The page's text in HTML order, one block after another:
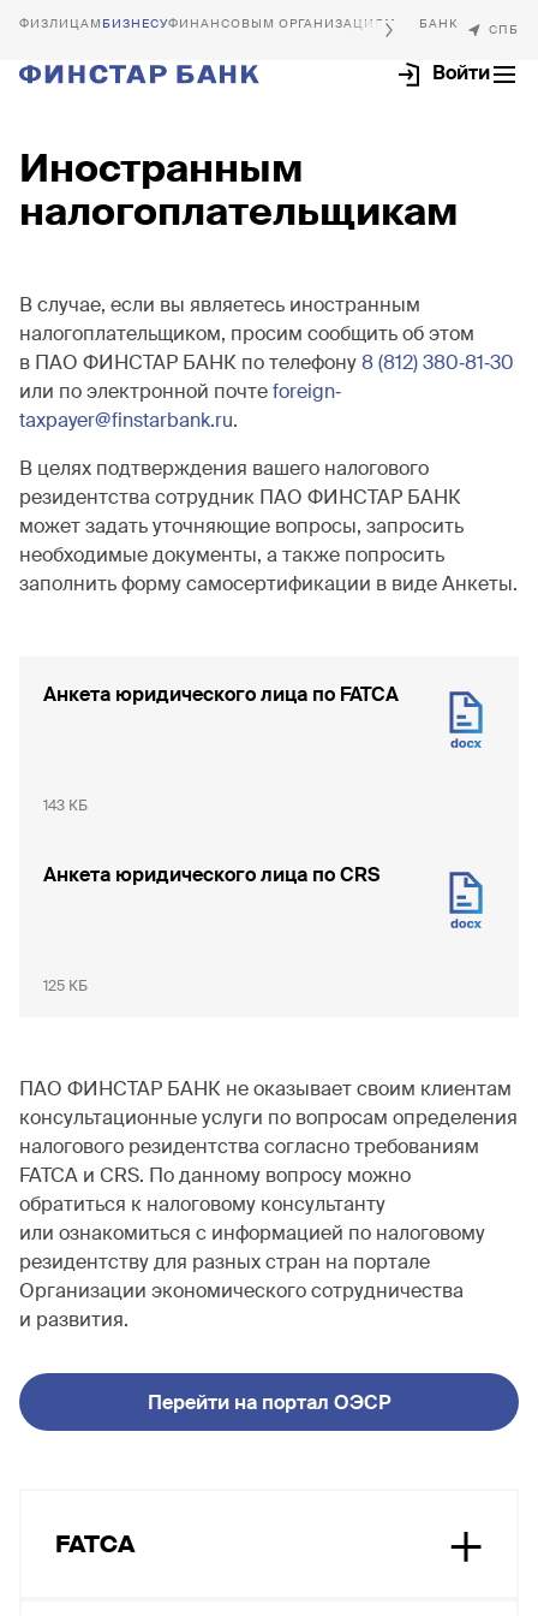
БИЗНЕСУФИНАНСОВЫМ ОРГАНИЗАЦИЯМ
Войти
Открыть счёт
Иностранным
налогоплательщикам
В случае, если вы являетесь иностранным
налогоплательщиком, просим сообщить об этом
в ПАО ФИНСТАР БАНК по телефону8 (812) 380‐81‐30
или по электронной почтеforeign‐
taxpayer@finstarbank.ru.
В целях подтверждения вашего налогового
резидентства сотрудник ПАО ФИНСТАР БАНК
может задать уточняющие вопросы, запросить
необходимые документы, а также попросить
заполнить форму самосертификации в виде Анкеты.
Анкета юридического лица по FATCA
143 КБ
Анкета юридического лица по CRS
125 КБ
ПАО ФИНСТАР БАНК не оказывает своим клиентам
консультационные услуги по вопросам определения
налогового резидентства согласно требованиям
FATCA и CRS. По данному вопросу можно
обратиться к налоговому консультанту
или ознакомиться с информацией по налоговому
резидентству для разных стран на портале
Организации экономического сотрудничества
и развития.
Перейти на портал ОЭСР
FATCA